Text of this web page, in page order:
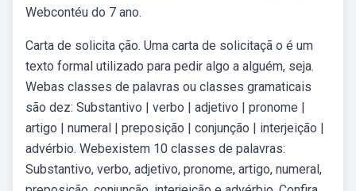
Webcontéu do 7 ano.
Carta de solicita ção. Uma carta de solicitaçã o é um
texto formal utilizado para pedir algo a alguém, seja.
Webas classes de palavras ou classes gramaticais
são dez: Substantivo | verbo | adjetivo | pronome |
artigo | numeral | preposição | conjunção | interjeição |
advérbio. Webexistem 10 classes de palavras:
Substantivo, verbo, adjetivo, pronome, artigo, numeral,